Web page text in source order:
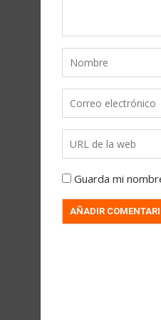
Guarda mi